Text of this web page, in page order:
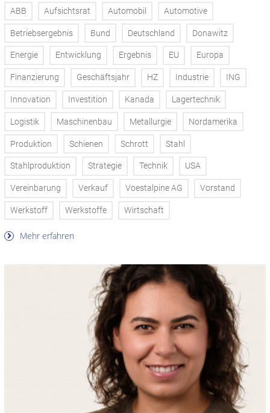
ABB Aufsichtsrat Automobil Automotive
Betriebsergebnis Bund Deutschland Donawitz
Energie Entwicklung Ergebnis EU Europa
Finanzierung Geschäftsjahr HZ Industrie ING
Innovation Investition Kanada Lagertechnik
Logistik Maschinenbau Metallurgie Nordamerika
Produktion Schienen Schrott Stahl
Stahlproduktion Strategie Technik USA
Vereinbarung Verkauf Voestalpine AG Vorstand
Werkstoff Werkstoffe Wirtschaft
Mehr erfahren